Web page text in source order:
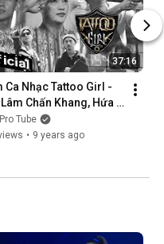
37:16
Ca Nhạc Tattoo Girl -
Lâm Chấn Khang, Hứa
Thanh Tân
Tube
• 9 years ago